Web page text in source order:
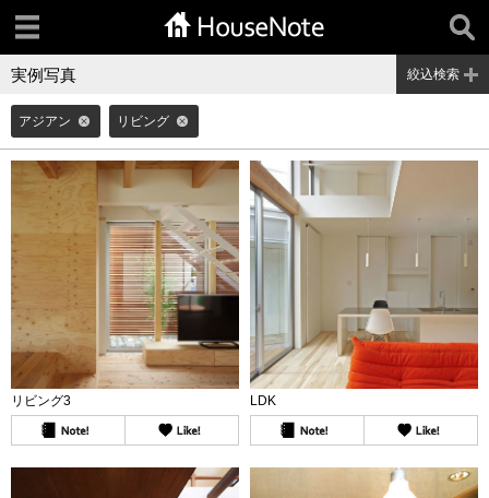
実例写真 絞込検索
アジアン リビング
リビング3 LDK